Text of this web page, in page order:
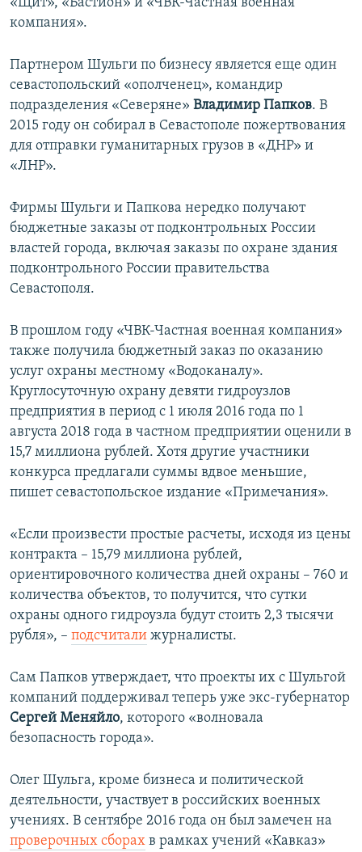
«Щит», «Бастион» и «ЧВК-Частная военная
компания».
Партнером Шульги по бизнесу является еще один
севастопольский «ополченец», командир
подразделения «Северяне» Владимир Папков. В
2015 году он собирал в Севастополе пожертвования
для отправки гуманитарных грузов в «ДНР» и
«ЛНР».
Фирмы Шульги и Папкова нередко получают
бюджетные заказы от подконтрольных России
властей города, включая заказы по охране здания
подконтрольного России правительства
Севастополя.
В прошлом году «ЧВК-Частная военная компания»
также получила бюджетный заказ по оказанию
услуг охраны местному «Водоканалу».
Круглосуточную охрану девяти гидроузлов
предприятия в период с 1 июля 2016 года по 1
августа 2018 года в частном предприятии оценили в
15,7 миллиона рублей. Хотя другие участники
конкурса предлагали суммы вдвое меньшие,
пишет севастопольское издание «Примечания».
«Если произвести простые расчеты, исходя из цены
контракта – 15,79 миллиона рублей,
ориентировочного количества дней охраны – 760 и
количества объектов, то получится, что сутки
охраны одного гидроузла будут стоить 2,3 тысячи
рубля», – подсчитали журналисты.
Сам Папков утверждает, что проекты их с Шульгой
компаний поддерживал теперь уже экс-губернатор
Сергей Меняйло, которого «волновала
безопасность города».
Олег Шульга, кроме бизнеса и политической
деятельности, участвует в российских военных
учениях. В сентябре 2016 года он был замечен на
проверочных сборах в рамках учений «Кавказ»